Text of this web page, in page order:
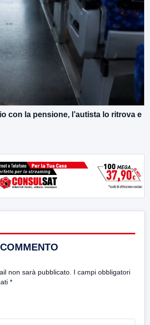
con la pensione, l’autista lo ritrova e
non sarà pubblicato. I campi obbligatori
*